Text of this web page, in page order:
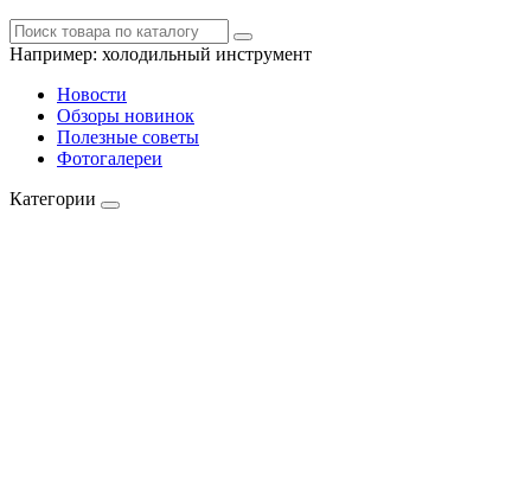
Например: холодильный инструмент
Новости
Обзоры новинок
Полезные советы
Фотогалереи
Категории